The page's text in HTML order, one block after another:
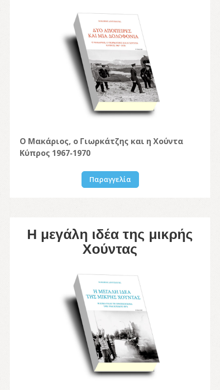
Ο Μακάριος, ο Γιωρκάτζης και η Χούντα
Κύπρος 1967-1970
Παραγγελία
Η μεγάλη ιδέα της μικρής
Χούντας